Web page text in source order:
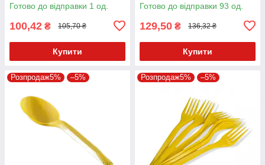
Готово до відправки 1 од.
100,42 ₴ 105,70 ₴
Купити
Готово до відправки 93 од.
129,50 ₴ 136,32 ₴
Купити
Розпродаж5% –5% Розпродаж5% –5%